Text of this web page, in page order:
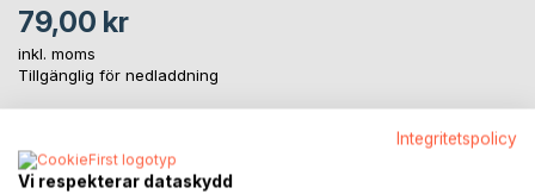
79,00 kr
inkl. moms
Tillgänglig för nedladdning
LÄGG I KUNDVAGNEN
Integritetspolicy
Vi respekterar dataskydd